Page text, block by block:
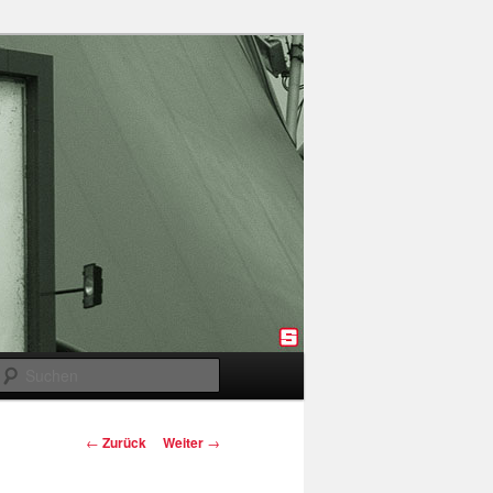
Beitragsnavigation
← Zurück Weiter →